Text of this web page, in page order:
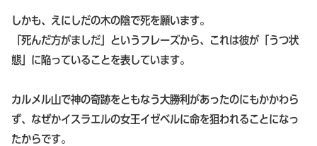
しかも、えにしだの木の陰で死を願います。
「死んだ方がましだ」というフレーズから、これは彼が「うつ状
態」に陥っていることを表しています。
カルメル山で神の奇跡をともなう大勝利があったのにもかかわら
ず、なぜかイスラエルの女王イゼベルに命を狙われることになっ
たからです。